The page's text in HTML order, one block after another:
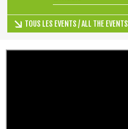
TOUS LES EVENTS / ALL THE EVENTS